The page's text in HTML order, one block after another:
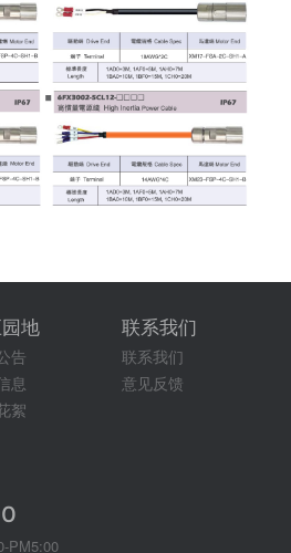
地
告
息
絮
联系我们
联系我们
意见反馈
PM5:00